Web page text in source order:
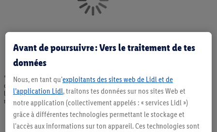
* Offres valables dans la limite des stocks disponibles. Vente limitée à des
quantités usuelles pour un ménage. Vendu sans décoration. Les produits faisant
l'objet de la publicité, notamment les produits NonFood, ne font pas partie de
notre assortiment de produits permanents. Ill. semblables.
Avant de poursuivre : Vers le traitement de tes
données
Nous, en tant qu'exploitants des sites web de Lidl et de
l’application Lidl, traitons tes données sur nos sites Web et
notre application (collectivement appelés : « services Lidl »)
grâce à différentes technologies permettant le stockage et
l'accès aux informations sur ton appareil. Ces technologies sont